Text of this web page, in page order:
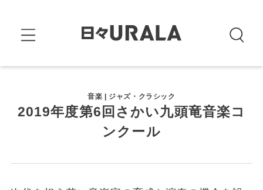
音楽 | ジャズ・クラシック
2019年度第6回さかい九頭竜音楽コ
ンクール